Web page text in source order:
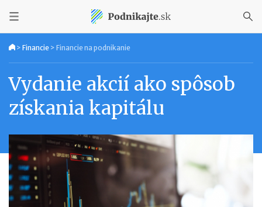
> Financie > Financie na podnikanie
Vydanie akcií ako spôsob
získania kapitálu